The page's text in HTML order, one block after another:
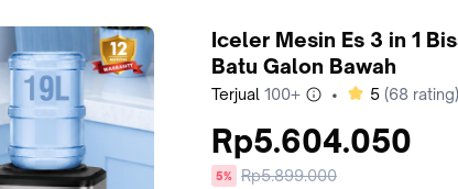
Iceler Mesin Es 3 in 1
Batu Galon Bawah
Terjual 100+ • bintang
5 (68 rating)
Rp5.604.050
diskon
5%
Harga
Rp5.899.000